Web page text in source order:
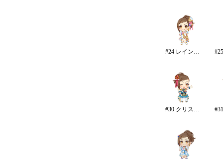
#24 レインボー・カラーズ
#30 クリスタルナイトパーティ